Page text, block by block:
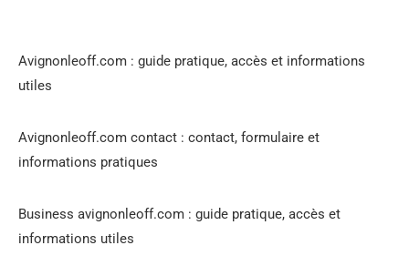
Avignonleoff.com : guide pratique, accès et informations
utiles
Avignonleoff.com contact : contact, formulaire et
informations pratiques
Business avignonleoff.com : guide pratique, accès et
informations utiles